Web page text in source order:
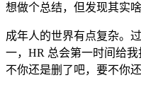
想做个总结，但发现其实啥
成年人的世界有点复杂。
一，HR 总会第一时间给
不你还是删了吧，要不你